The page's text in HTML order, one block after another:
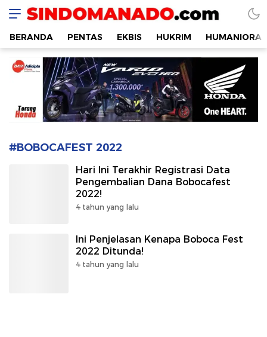
SINDOMANADO
Informatif dan Edukatif
BERANDA PENTAS EKBIS HUKRIM HUMANIORA
#BOBOCAFEST 2022
Hari Ini Terakhir Registrasi Data
Pengembalian Dana Bobocafest
2022!
4 tahun yang lalu
Ini Penjelasan Kenapa Boboca Fest
2022 Ditunda!
4 tahun yang lalu